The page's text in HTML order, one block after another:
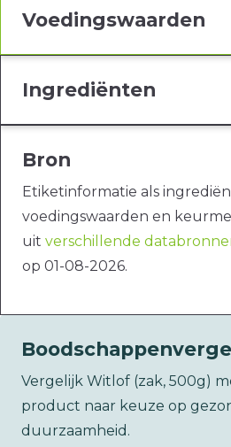
Voedingswaarden
Ingrediënten
Bron
Etiketinformatie als
voedingswaarden en
uit verschillende
op 01-08-2026.
Vergelijk Witlof (zak, 500g)
product naar keuze op
duurzaamheid.